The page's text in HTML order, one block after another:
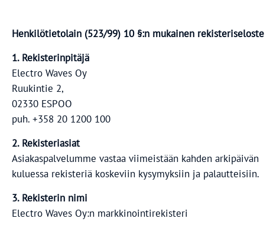
Henkilötietolain (523/99) 10 §:n mukainen rekisteriseloste
1. Rekisterinpitäjä
Electro Waves Oy
Ruukintie 2,
02330 ESPOO
puh. +358 20 1200 100
2. Rekisteriasiat
Asiakaspalvelumme vastaa viimeistään kahden arkipäivän
kuluessa rekisteriä koskeviin kysymyksiin ja palautteisiin.
3. Rekisterin nimi
Electro Waves Oy:n markkinointirekisteri